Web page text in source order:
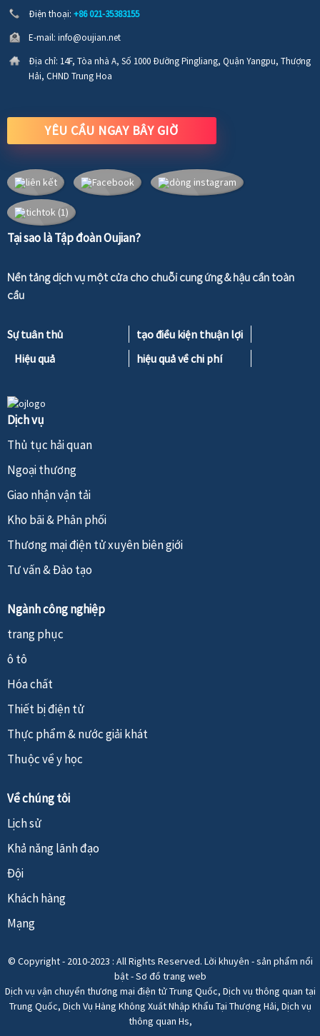
Điện thoại: +86 021-35383155
E-mail: info@oujian.net
Địa chỉ: 14F, Tòa nhà A, Số 1000 Đường Pingliang, Quận Yangpu, Thượng
Hải, CHND Trung Hoa
YÊU CẦU NGAY BÂY GIỜ
Tại sao là Tập đoàn Oujian?
Nền tảng dịch vụ một cửa cho chuỗi cung ứng & hậu cần toàn
cầu
Sự tuân thủ
tạo điều kiện thuận lợi
Hiệu quả
hiệu quả về chi phí
Dịch vụ
Thủ tục hải quan
Ngoại thương
Giao nhận vận tải
Kho bãi & Phân phối
Thương mại điện tử xuyên biên giới
Tư vấn & Đào tạo
Ngành công nghiệp
trang phục
ô tô
Hóa chất
Thiết bị điện tử
Thực phẩm & nước giải khát
Thuộc về y học
Về chúng tôi
Lịch sử
Khả năng lãnh đạo
Đội
Khách hàng
Mạng
© Copyright - 2010-2023 : All Rights Reserved. Lời khuyên -sản phẩm nổi
bật-Sơ đồ trang web
Dịch vụ vận chuyển thương mại điện tử Trung Quốc, Dịch vụ thông quan tại
Trung Quốc, Dịch Vụ Hàng Không Xuất Nhập Khẩu Tại Thượng Hải, Dịch vụ
thông quan Hs,